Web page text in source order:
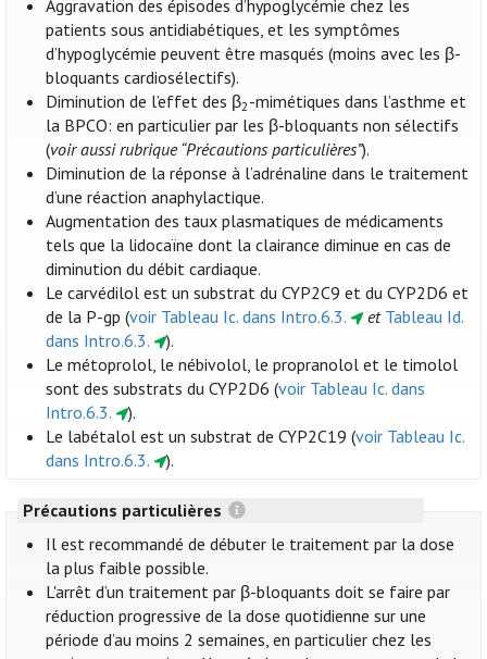
Aggravation des épisodes d’hypoglycémie chez les
patients sous antidiabétiques, et les symptômes
d’hypoglycémie peuvent être masqués (moins avec les β-
bloquants cardiosélectifs).
Diminution de l’effet des β2-mimétiques dans l’asthme et
la BPCO: en particulier par les β-bloquants non sélectifs
(voir aussi rubrique “Précautions particulières”).
Diminution de la réponse à l’adrénaline dans le traitement
d’une réaction anaphylactique.
Augmentation des taux plasmatiques de médicaments
tels que la lidocaïne dont la clairance diminue en cas de
diminution du débit cardiaque.
Le carvédilol est un substrat du CYP2C9 et du CYP2D6 et
de la P-gp (voir Tableau Ic. dans Intro.6.3. et Tableau Id.
dans Intro.6.3.
).
Le métoprolol, le nébivolol, le propranolol et le timolol
sont des substrats du CYP2D6 (voir Tableau Ic. dans
Intro.6.3.
).
Le labétalol est un substrat de CYP2C19 (voir Tableau Ic.
dans Intro.6.3.
).
Précautions particulières
Il est recommandé de débuter le traitement par la dose
la plus faible possible.
L'arrêt d’un traitement par β-bloquants doit se faire par
réduction progressive de la dose quotidienne sur une
période d’au moins 2 semaines, en particulier chez les